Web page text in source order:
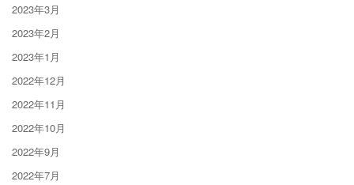
2023年3月
2023年2月
2023年1月
2022年12月
2022年11月
2022年10月
2022年9月
2022年7月